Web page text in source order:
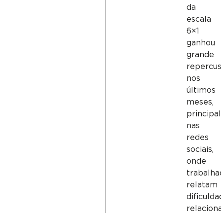
da
escala
6×1
ganhou
grande
nos
últimos
meses,
nas
redes
sociais,
onde
relatam